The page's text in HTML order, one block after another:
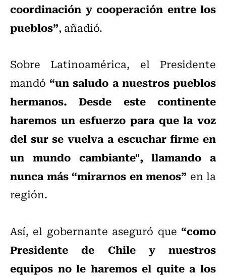
coordinación y cooperación entre los
pueblos”, añadió.
Sobre Latinoamérica, el Presidente
mandó“un saludo a nuestros pueblos
hermanos. Desde este continente
haremos un esfuerzo para que la voz
del sur se vuelva a escuchar firme en
un mundo cambiante", llamando a
nunca más “mirarnos en menos” en la
región.
Así, el gobernante aseguró que “como
Presidente de Chile y nuestros
equipos no le haremos el quite a los